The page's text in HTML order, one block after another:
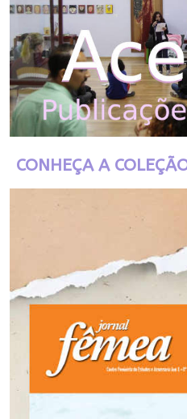
CONHEÇA A